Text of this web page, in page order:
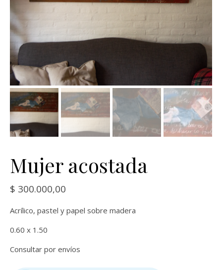
Mujer acostada
$ 300.000,00
Acrílico, pastel y papel sobre madera
0.60 x 1.50
Consultar por envíos